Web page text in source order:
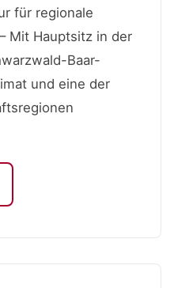
für regionale
Mit Hauptsitz in der
Baar-
und eine der